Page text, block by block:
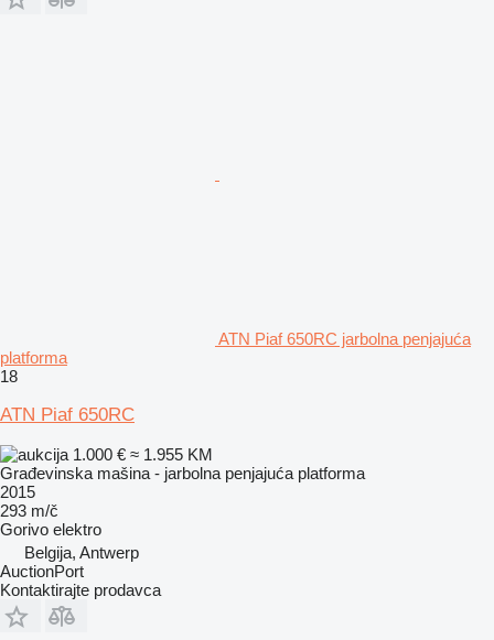
ATN Piaf 650RC jarbolna penjajuća
platforma
18
ATN Piaf 650RC
1.000 € ≈ 1.955 KM
Građevinska mašina - jarbolna penjajuća platforma
2015
293 m/č
Gorivo elektro
Belgija, Antwerp
AuctionPort
Kontaktirajte prodavca